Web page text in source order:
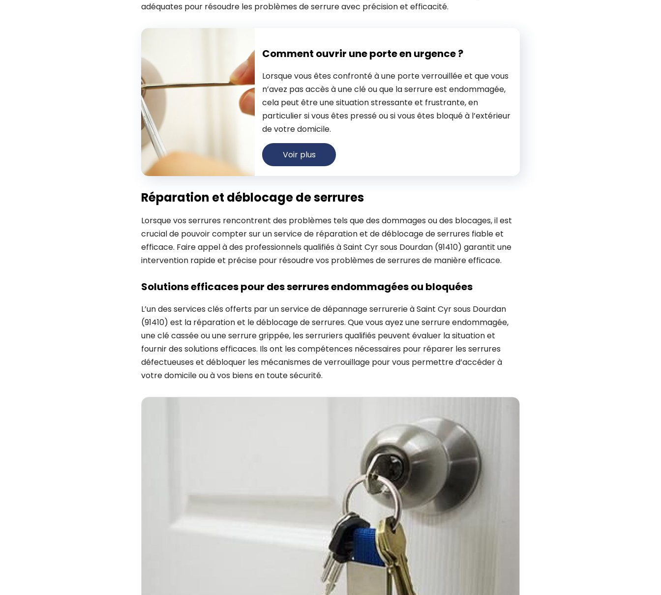
adéquates pour résoudre les problèmes de serrure avec précision et efficacité.
Comment ouvrir une porte en urgence ?
Lorsque vous êtes confronté à une porte verrouillée et que vous
n’avez pas accès à une clé ou que la serrure est endommagée,
cela peut être une situation stressante et frustrante, en
particulier si vous êtes pressé ou si vous êtes bloqué à l’extérieur
de votre domicile.
Voir plus
Réparation et déblocage de serrures
Lorsque vos serrures rencontrent des problèmes tels que des dommages ou des blocages, il est
crucial de pouvoir compter sur un service de réparation et de déblocage de serrures fiable et
efficace. Faire appel à des professionnels qualifiés à Saint Cyr sous Dourdan (91410) garantit une
intervention rapide et précise pour résoudre vos problèmes de serrures de manière efficace.
Solutions efficaces pour des serrures endommagées ou bloquées
L’un des services clés offerts par un service de dépannage serrurerie à Saint Cyr sous Dourdan
(91410) est la réparation et le déblocage de serrures. Que vous ayez une serrure endommagée,
une clé cassée ou une serrure grippée, les serruriers qualifiés peuvent évaluer la situation et
fournir des solutions efficaces. Ils ont les compétences nécessaires pour réparer les serrures
défectueuses et débloquer les mécanismes de verrouillage pour vous permettre d’accéder à
votre domicile ou à vos biens en toute sécurité.